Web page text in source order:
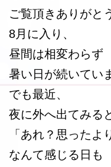
ご覧頂きありがと
8月に入り、
昼間は相変わらず
暑い日が続いてい
でも最近、
夜に外へ出てみる
「あれ？思ったよ
なんて感じる日も